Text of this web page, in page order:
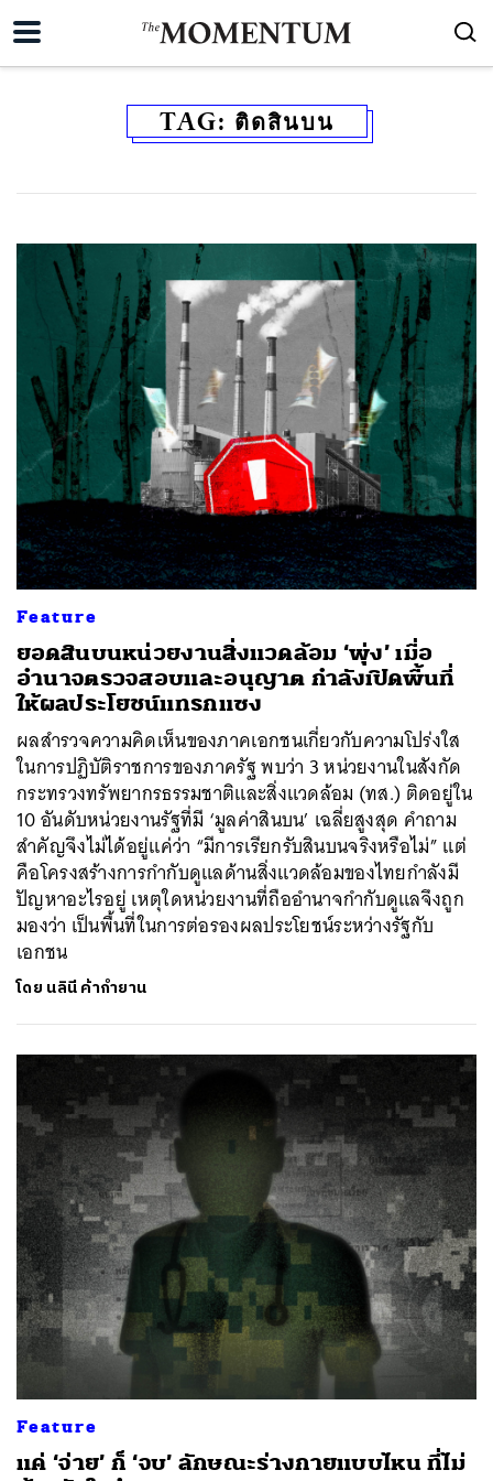
TAG: ติดสินบน
Feature
ยอดสินบนหน่วยงานสิ่งแวดล้อม ‘พุ่ง’ เมื่อ
อำนาจตรวจสอบและอนุญาต กำลังเปิดพื้นที่
ให้ผลประโยชน์แทรกแซง
ผลสำรวจความคิดเห็นของภาคเอกชนเกี่ยวกับความโปร่งใส
ในการปฏิบัติราชการของภาครัฐ พบว่า 3 หน่วยงานในสังกัด
กระทรวงทรัพยากรธรรมชาติและสิ่งแวดล้อม (ทส.) ติดอยู่ใน
10 อันดับหน่วยงานรัฐที่มี ‘มูลค่าสินบน’ เฉลี่ยสูงสุด คำถาม
สำคัญจึงไม่ได้อยู่แค่ว่า “มีการเรียกรับสินบนจริงหรือไม่” แต่
คือโครงสร้างการกำกับดูแลด้านสิ่งแวดล้อมของไทยกำลังมี
ปัญหาอะไรอยู่ เหตุใดหน่วยงานที่ถืออำนาจกำกับดูแลจึงถูก
มองว่า เป็นพื้นที่ในการต่อรองผลประโยชน์ระหว่างรัฐกับ
เอกชน
โดย นลินี ค้ากำยาน
Feature
แค่ ‘จ่าย’ ก็ ‘จบ’ ลักษณะร่างกายแบบไหน ที่ไม่
SHARE